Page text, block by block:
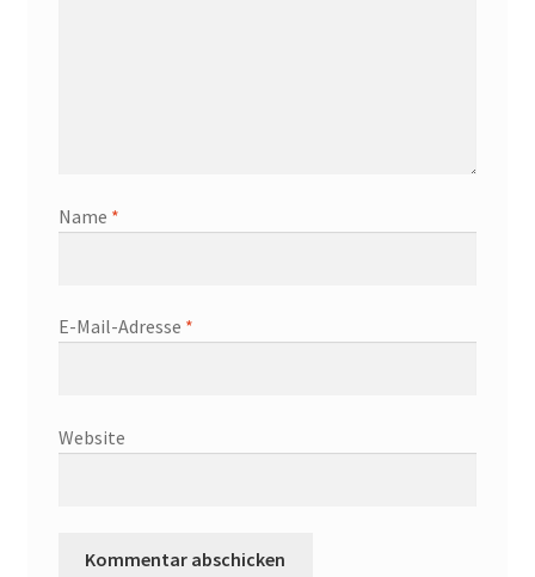
Name *
E-Mail-Adresse *
Website